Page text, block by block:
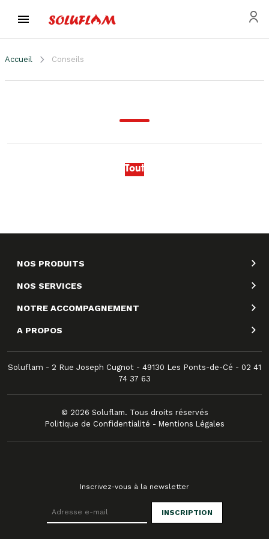
Accueil Conseils
Tout
NOS PRODUITS
NOS SERVICES
NOTRE ACCOMPAGNEMENT
A PROPOS
Soluflam - 2 Rue Joseph Cugnot - 49130 Les Ponts-de-Cé - 02 41
74 37 63
© 2026 Soluflam. Tous droits réservés
Politique de Confidentialité - Mentions Légales
Inscrivez-vous à la newsletter
INSCRIPTION